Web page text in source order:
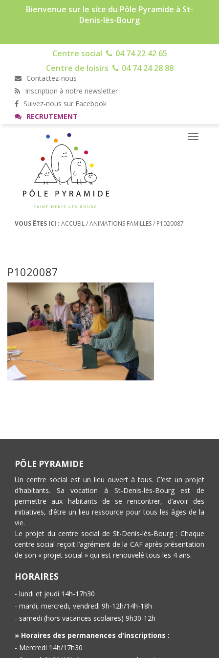
Bienvenue sur le site du Pôle Pyramide à St-
Denis-lès-Bourg
Centre social
04 74 22 42 65
Centre de loisirs
04 74 24 28 88
Contactez-nous
Inscription à notre newsletter
Suivez-nous sur Facebook
RECRUTEMENT
Toggle
VOUS ÊTES ICI : ACCUEIL/ANIMATIONS FAMILLES/ P1020087
P1020087
PÔLE PYRAMIDE
Un centre social est un lieu ouvert à tous. C’est un projet
d’habitants. Sa vocation à St-Denis-lès-Bourg est de
permettre aux habitants de se rencontrer, d’avoir des
initiatives, d’être un lieu ressource pour tous les âges de la
vie.
Le projet du centre social de St-Denis-lès-Bourg : Chaque
centre social reçoit l’agrément de la CAF après présentation
de son « projet social » qui est renouvelé tous les 4 ans.
HORAIRES
- lundi et jeudi 14h-17h30
- mardi, mercredi, vendredi 9h-12h/14h-18h
- samedi (hors vacances scolaires) 9h30-12h
» Horaires des permanences d'inscriptions :
- Mercredi 14h/17h30